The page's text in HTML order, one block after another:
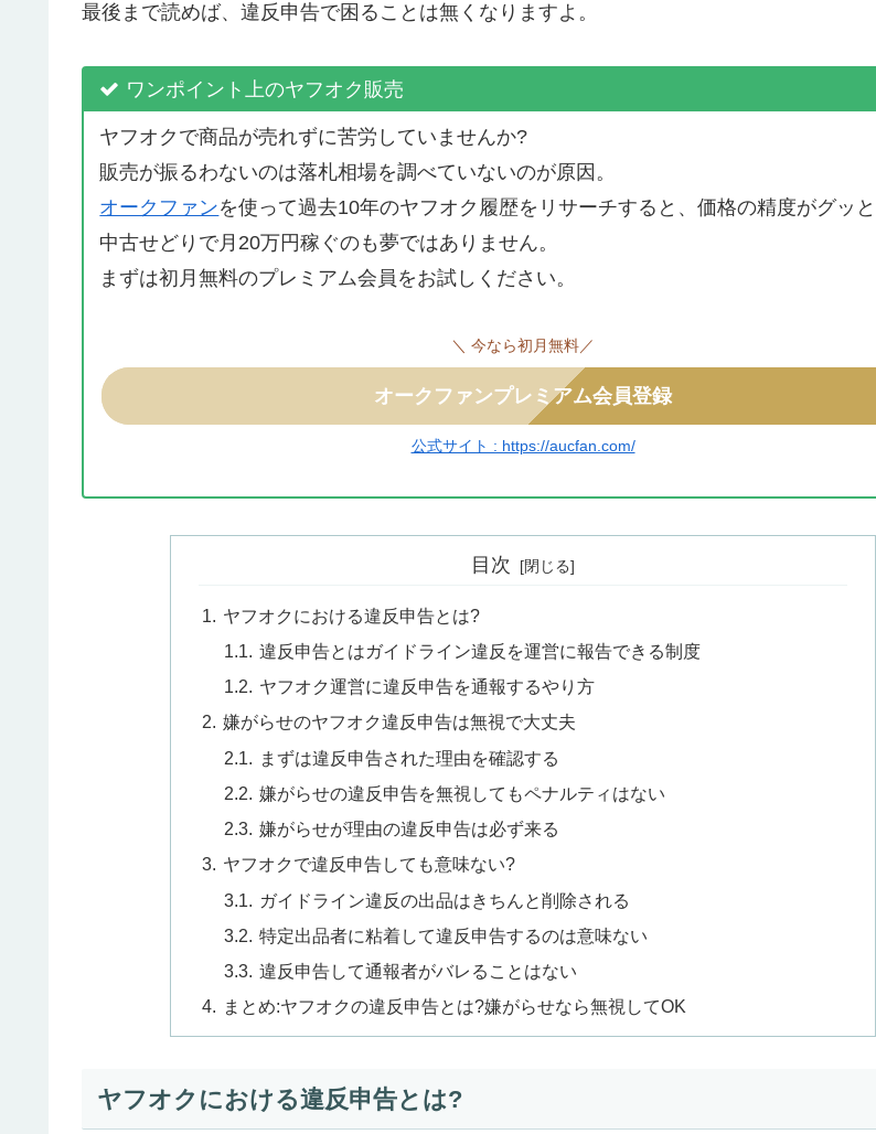
最後まで読めば、違反申告で困ることは無くなりますよ。
ワンポイント上のヤフオク販売
ヤフオクで商品が売れずに苦労していませんか?
販売が振るわないのは落札相場を調べていないのが原因。
オークファンを使って過去10年のヤフオク履歴をリサーチすると、価格の精度がグッと
中古せどりで月20万円稼ぐのも夢ではありません。
まずは初月無料のプレミアム会員をお試しください。
＼ 今なら初月無料／
オークファンプレミアム会員登録
公式サイト : https://aucfan.com/
目次
ヤフオクにおける違反申告とは?
違反申告とはガイドライン違反を運営に報告できる制度
ヤフオク運営に違反申告を通報するやり方
嫌がらせのヤフオク違反申告は無視で大丈夫
まずは違反申告された理由を確認する
嫌がらせの違反申告を無視してもペナルティはない
嫌がらせが理由の違反申告は必ず来る
ヤフオクで違反申告しても意味ない?
ガイドライン違反の出品はきちんと削除される
特定出品者に粘着して違反申告するのは意味ない
違反申告して通報者がバレることはない
まとめ:ヤフオクの違反申告とは?嫌がらせなら無視してOK
ヤフオクにおける違反申告とは?